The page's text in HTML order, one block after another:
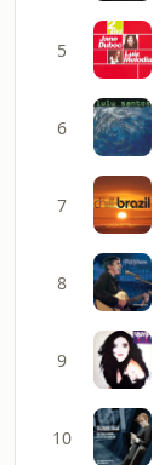
5
6
7
8
9
10